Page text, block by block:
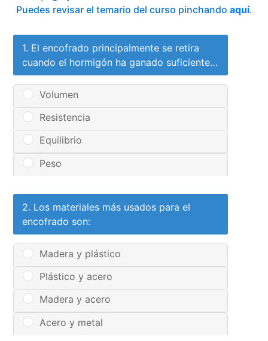
Puedes revisar el temario del curso pinchando aquí.
1. El encofrado principalmente se retira
cuando el hormigón ha ganado suficiente…
Volumen
Resistencia
Equilibrio
Peso
2. Los materiales más usados para el
encofrado son:
Madera y plástico
Plástico y acero
Madera y acero
Acero y metal